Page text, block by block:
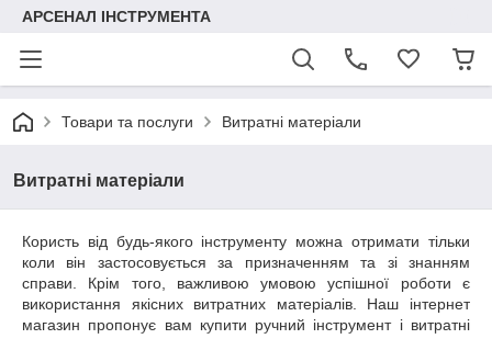
АРСЕНАЛ ІНСТРУМЕНТА
Товари та послуги Витратні матеріали
Витратні матеріали
Користь від будь-якого інструменту можна отримати тільки
коли він застосовується за призначенням та зі знанням
справи. Крім того, важливою умовою успішної роботи є
використання якісних витратних матеріалів. Наш інтернет
магазин пропонує вам купити ручний інструмент і витратні